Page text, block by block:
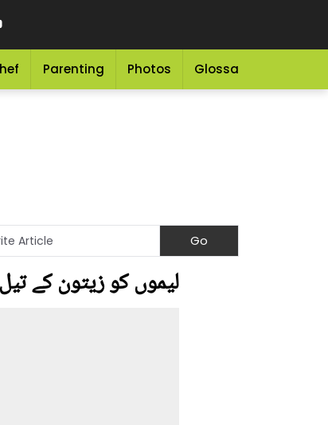
Parenting Photos Glossary
لیموں کو زیتون کے